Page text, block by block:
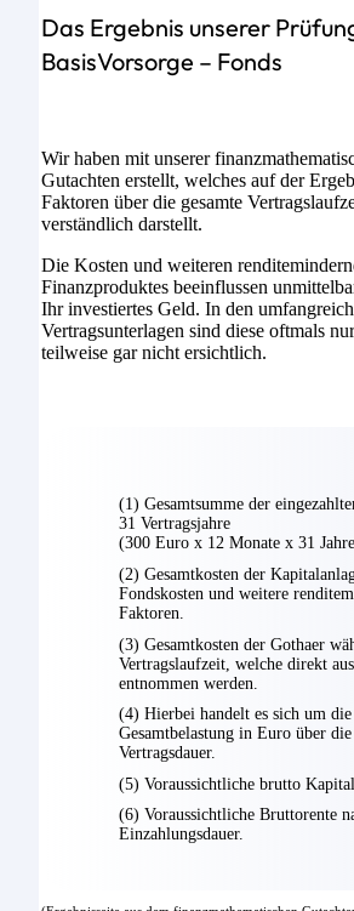
Das Ergebnis unserer
BasisVorsorge – Fonds
Wir haben mit unserer
Gutachten erstellt, welches auf der
Faktoren über die gesamte
verständlich darstellt.
Die Kosten und weiteren
Finanzproduktes beeinflussen
Ihr investiertes Geld. In den
Vertragsunterlagen sind diese oftmals
teilweise gar nicht ersichtlich.
(1) Gesamtsumme der
31 Vertragsjahre
(300 Euro x 12 Monate x 31
(2) Gesamtkosten der
Fondskosten und weitere
Faktoren.
(3) Gesamtkosten der Gothaer
Vertragslaufzeit, welche direkt
entnommen werden.
(4) Hierbei handelt es sich um
Gesamtbelastung in Euro über die
Vertragsdauer.
(5) Voraussichtliche brutto Kapital
(6) Voraussichtliche Bruttorente
Einzahlungsdauer.